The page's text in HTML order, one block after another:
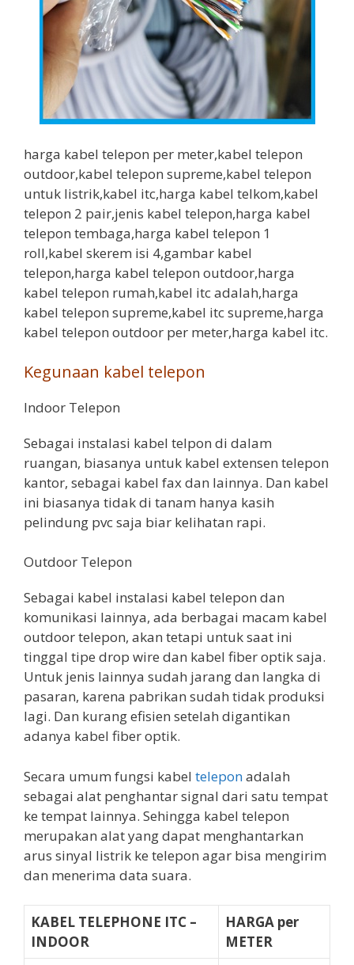
harga kabel telepon per meter,kabel telepon
outdoor,kabel telepon supreme,kabel telepon
untuk listrik,kabel itc,harga kabel telkom,kabel
telepon 2 pair,jenis kabel telepon,harga kabel
telepon tembaga,harga kabel telepon 1
roll,kabel skerem isi 4,gambar kabel
telepon,harga kabel telepon outdoor,harga
kabel telepon rumah,kabel itc adalah,harga
kabel telepon supreme,kabel itc supreme,harga
kabel telepon outdoor per meter,harga kabel itc.
Kegunaan kabel telepon
Indoor Telepon
Sebagai instalasi kabel telpon di dalam
ruangan, biasanya untuk kabel extensen telepon
kantor, sebagai kabel fax dan lainnya. Dan kabel
ini biasanya tidak di tanam hanya kasih
pelindung pvc saja biar kelihatan rapi.
Outdoor Telepon
Sebagai kabel instalasi kabel telepon dan
komunikasi lainnya, ada berbagai macam kabel
outdoor telepon, akan tetapi untuk saat ini
tinggal tipe drop wire dan kabel fiber optik saja.
Untuk jenis lainnya sudah jarang dan langka di
pasaran, karena pabrikan sudah tidak produksi
lagi. Dan kurang efisien setelah digantikan
adanya kabel fiber optik.
Secara umum fungsi kabel teleponadalah
sebagai alat penghantar signal dari satu tempat
ke tempat lainnya. Sehingga kabel telepon
merupakan alat yang dapat menghantarkan
arus sinyal listrik ke telepon agar bisa mengirim
dan menerima data suara.
KABEL TELEPHONE ITC –
INDOOR
HARGA per
METER